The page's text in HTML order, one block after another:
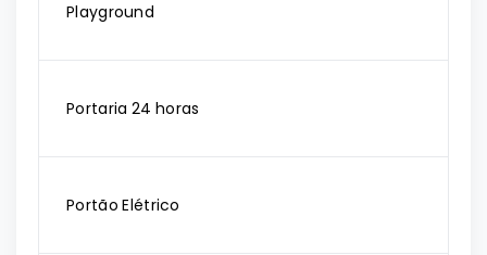
Playground
Portaria 24 horas
Portão Elétrico